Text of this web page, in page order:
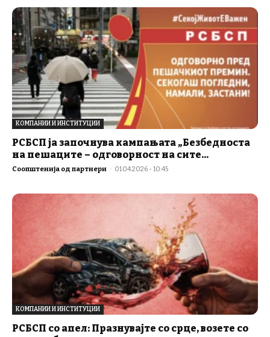
КОМПАНИИ И ИНСТИТУЦИИ
РСБСП ја започнува кампањата „Безбедноста
на пешаците – одговорност на сите...
Соопштенија од партнери - 01.04.2026 - 10:45
КОМПАНИИ И ИНСТИТУЦИИ
РСБСП со апел: Празнувајте со срце, возете со